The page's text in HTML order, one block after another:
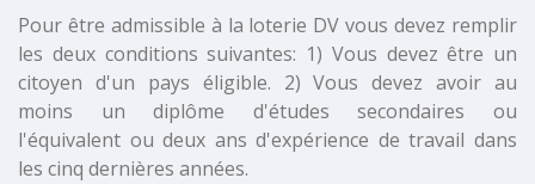
Pour être admissible à la loterie DV vous devez remplir
les deux conditions suivantes: 1) Vous devez être un
citoyen d'un pays éligible. 2) Vous devez avoir au
moins
un diplôme d'études secondaires
ou
l'équivalent ou deux ans d'expérience de travail dans
les cinq dernières années.